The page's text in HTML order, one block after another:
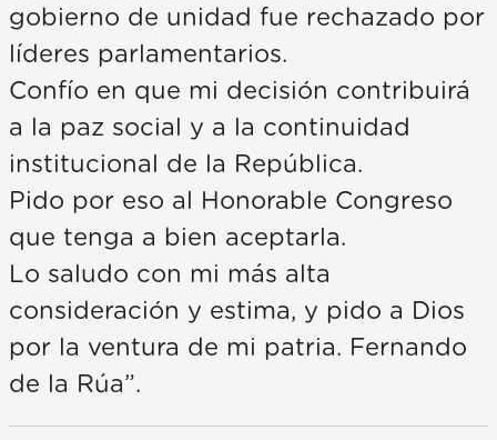
gobierno de unidad fue rechazado por
líderes parlamentarios.
Confío en que mi decisión contribuirá
a la paz social y a la continuidad
institucional de la República.
Pido por eso al Honorable Congreso
que tenga a bien aceptarla.
Lo saludo con mi más alta
consideración y estima, y pido a Dios
por la ventura de mi patria. Fernando
de la Rúa”.